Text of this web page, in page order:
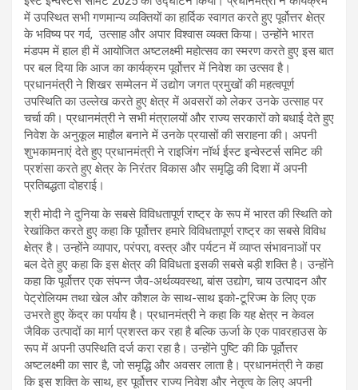
में उपस्थित सभी गणमान्य व्यक्तियों का हार्दिक स्वागत करते हुए पूर्वोत्तर क्षेत्र
के भविष्य पर गर्व, उत्साह और अपार विश्वास व्यक्त किया। उन्होंने भारत
मंडपम में हाल ही में आयोजित अष्टलक्ष्मी महोत्सव का स्मरण करते हुए इस बात
पर बल दिया कि आज का कार्यक्रम पूर्वोत्तर में निवेश का उत्सव है।
प्रधानमंत्री ने शिखर सम्मेलन में उद्योग जगत प्रमुखों की महत्वपूर्ण
उपस्थिति का उल्लेख करते हुए क्षेत्र में अवसरों को लेकर उनके उत्साह पर
चर्चा की। प्रधानमंत्री ने सभी मंत्रालयों और राज्य सरकारों को बधाई देते हुए
निवेश के अनुकूल माहौल बनाने में उनके प्रयासों की सराहना की। अपनी
शुभकामनाएं देते हुए प्रधानमंत्री ने राइजिंग नॉर्थ ईस्ट इन्वेस्टर्स समिट की
प्रशंसा करते हुए क्षेत्र के निरंतर विकास और समृद्धि की दिशा में अपनी
प्रतिबद्धता दोहराई।
श्री मोदी ने दुनिया के सबसे विविधतापूर्ण राष्ट्र के रूप में भारत की स्थिति को
रेखांकित करते हुए कहा कि पूर्वोत्तर हमारे विविधतापूर्ण राष्ट्र का सबसे विविध
क्षेत्र है। उन्होंने व्यापार, परंपरा, वस्त्र और पर्यटन में व्याप्त संभावनाओं पर
बल देते हुए कहा कि इस क्षेत्र की विविधता इसकी सबसे बड़ी शक्ति है। उन्होंने
कहा कि पूर्वोत्तर एक संपन्न जैव-अर्थव्यवस्था, बांस उद्योग, चाय उत्पादन और
पेट्रोलियम तथा खेल और कौशल के साथ-साथ इको-टूरिज्म के लिए एक
उभरते हुए केंद्र का पर्याय है। प्रधानमंत्री ने कहा कि यह क्षेत्र न केवल
जैविक उत्पादों का मार्ग प्रशस्त कर रहा है बल्कि ऊर्जा के एक पावरहाउस के
रूप में अपनी उपस्थिति दर्ज करा रहा है। उन्होंने पुष्टि की कि पूर्वोत्तर
अष्टलक्ष्मी का सार है, जो समृद्धि और अवसर लाता है। प्रधानमंत्री ने कहा
कि इस शक्ति के साथ, हर पूर्वोत्तर राज्य निवेश और नेतृत्व के लिए अपनी